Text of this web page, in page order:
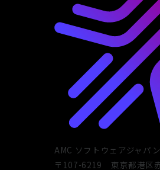
AMC ソフトウェアジャパ
〒107-6219 東京都港区